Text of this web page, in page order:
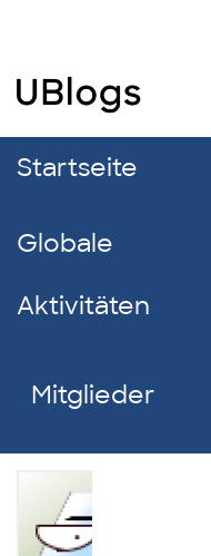
Startseite
Globale
Aktivitäten
Mitglieder